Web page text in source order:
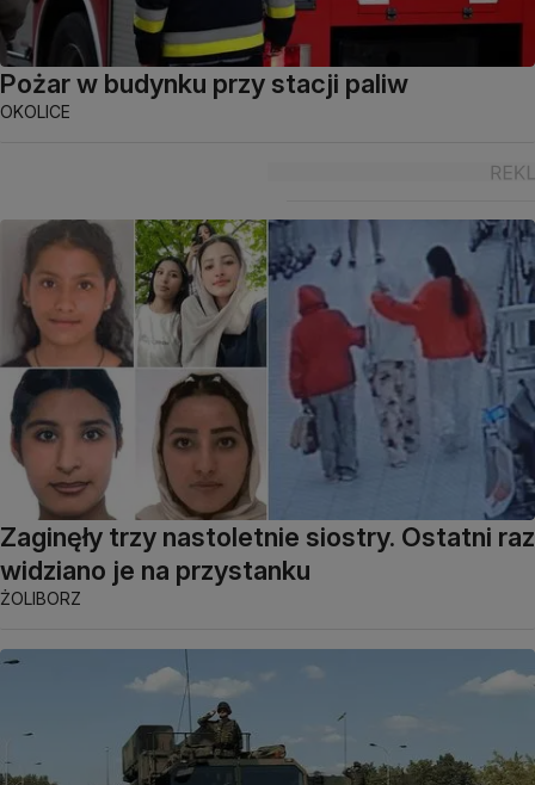
Pożar w budynku przy stacji paliw
OKOLICE
Zaginęły trzy nastoletnie siostry. Ostatni raz
widziano je na przystanku
ŻOLIBORZ